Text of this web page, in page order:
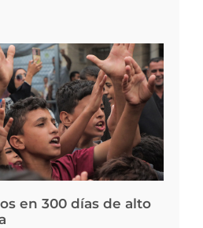
en 300 días de alto